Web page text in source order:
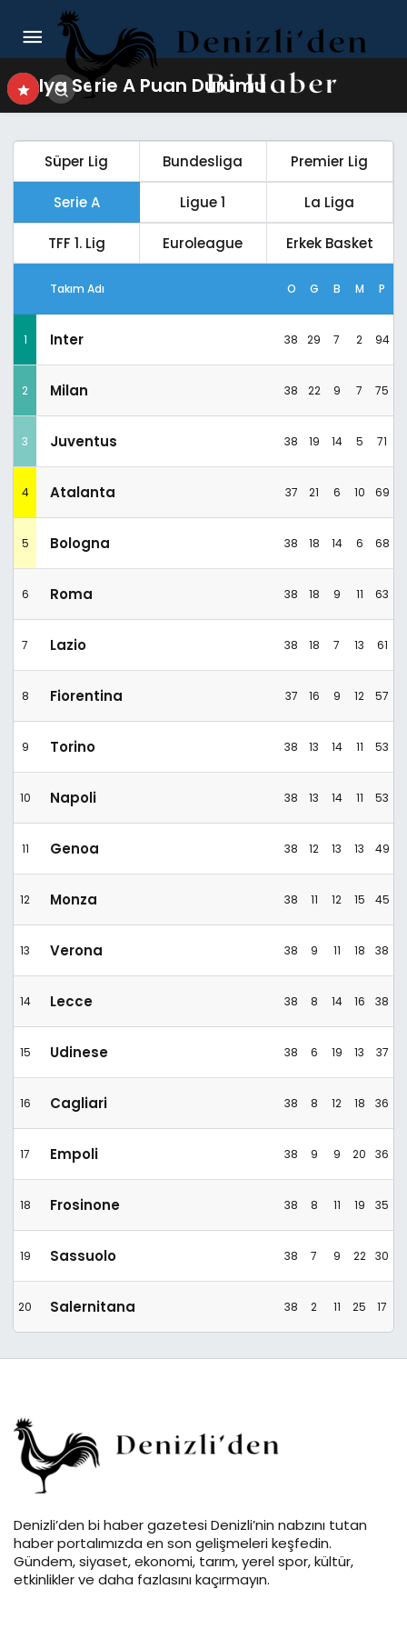
Italya Serie A Puan Durumu
Süper Lig Bundesliga Premier Lig
Serie A Ligue 1 La Liga
TFF 1. Lig Euroleague Erkek Basket
Takım Adı O G B M P
1 Inter 38 29 7 2 94
2 Milan 38 22 9 7 75
3 Juventus 38 19 14 5 71
4 Atalanta 37 21 6 10 69
5 Bologna 38 18 14 6 68
6 Roma 38 18 9 11 63
7 Lazio 38 18 7 13 61
8 Fiorentina 37 16 9 12 57
9 Torino 38 13 14 11 53
10 Napoli 38 13 14 11 53
11 Genoa 38 12 13 13 49
12 Monza 38 11 12 15 45
13 Verona 38 9 11 18 38
14 Lecce 38 8 14 16 38
15 Udinese 38 6 19 13 37
16 Cagliari 38 8 12 18 36
17 Empoli 38 9 9 20 36
18 Frosinone 38 8 11 19 35
19 Sassuolo 38 7 9 22 30
20 Salernitana 38 2 11 25 17
Denizli’den bi haber gazetesi Denizli’nin nabzını tutan
haber portalımızda en son gelişmeleri keşfedin.
Gündem, siyaset, ekonomi, tarım, yerel spor, kültür,
etkinlikler ve daha fazlasını kaçırmayın.